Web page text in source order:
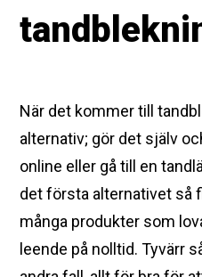
När det kommer till
alternativ; gör det själv
online eller gå till en
det första alternativet så
många produkter som
leende på nolltid. Tyvärr